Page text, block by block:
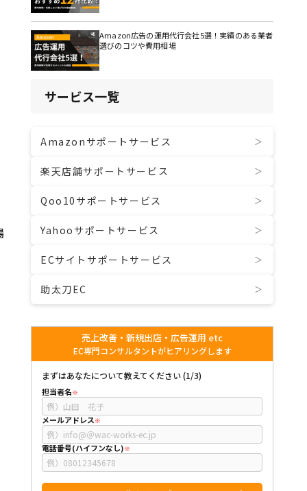
Amazon広告の運用代行会社5選！実績のある業者
選びのコツや費用相場
サービス一覧
Amazonサポートサービス
楽天店舗サポートサービス
Qoo10サポートサービス
Yahooサポートサービス
ECサイトサポートサービス
助太刀EC
売上改善・新規出店・広告運用 etc
EC専門コンサルタントがヒアリングします
まずはあなたについて教えてください (1/3)
担当者名
メールアドレス
電話番号(ハイフンなし)